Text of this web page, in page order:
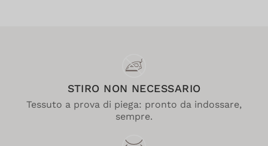
STIRO NON NECESSARIO
Tessuto a prova di piega: pronto da indossare,
sempre.